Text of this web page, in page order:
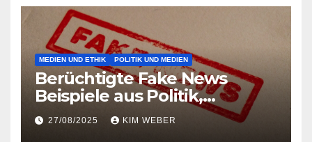
MEDIEN UND ETHIK POLITIK UND MEDIEN
Berüchtigte Fake News
Beispiele aus Politik,
Pandemie und Popkultur
entlarvt
27/08/2025 KIM WEBER